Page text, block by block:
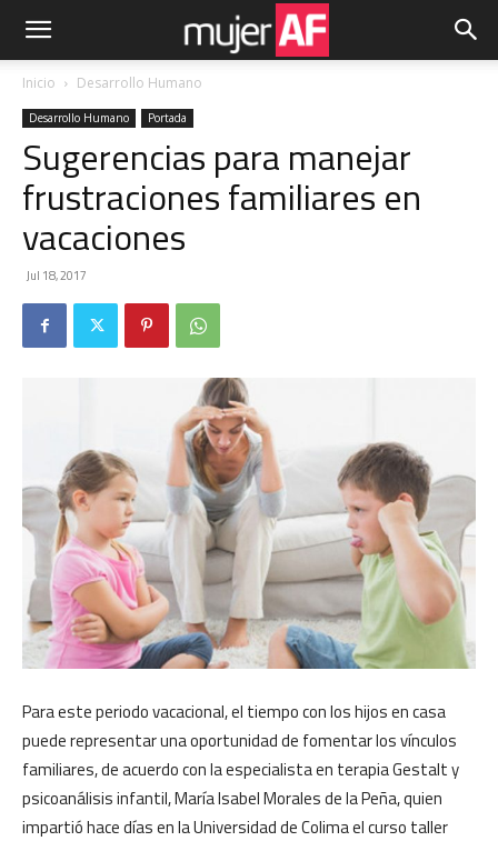
Inicio Desarrollo Humano
Desarrollo Humano Portada
Sugerencias para manejar
frustraciones familiares en
vacaciones
Jul 18, 2017
Para este periodo vacacional, el tiempo con los hijos en casa
puede representar una oportunidad de fomentar los vínculos
familiares, de acuerdo con la especialista en terapia Gestalt y
psicoanálisis infantil, María Isabel Morales de la Peña, quien
impartió hace días en la Universidad de Colima el curso taller